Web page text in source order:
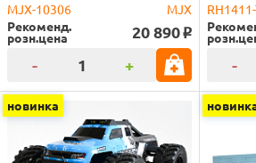
MJX-10306
MJX
Рекоменд.
розн.цена 20 890 o
- + -
новинка